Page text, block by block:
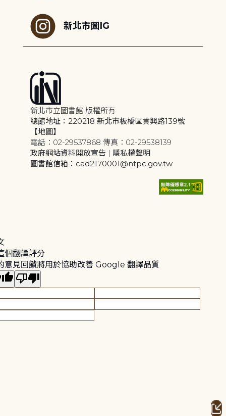
新北市圖IG
新北市立圖書館 版權所有
總館地址：220218 新北市板橋區貴興路139號
【地圖】
電話：02-29537868 傳真：02-29538139
政府網站資料開放宣告 | 隱私權聲明
圖書館信箱：cad2170001@ntpc.gov.tw
個翻譯評分
意見回饋將用於協助改善 Google 翻譯品質